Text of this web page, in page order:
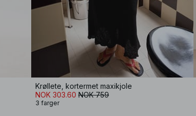
Krøllete, kortermet maxikjole
NOK 303.60 NOK 759
3 farger